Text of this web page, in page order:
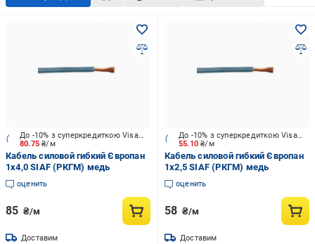
80.75₴/м
До -10% з суперкредиткою Visa Вигода
Кабель силовой гибкий Європан
1x4,0 SIAF (РКГМ) медь
оценить
85 ₴/м
Доставим
55.10₴/м
До -10% з суперкредиткою Visa Вигода
Кабель силовой гибкий Європан
1x2,5 SIAF (РКГМ) медь
оценить
58 ₴/м
Доставим